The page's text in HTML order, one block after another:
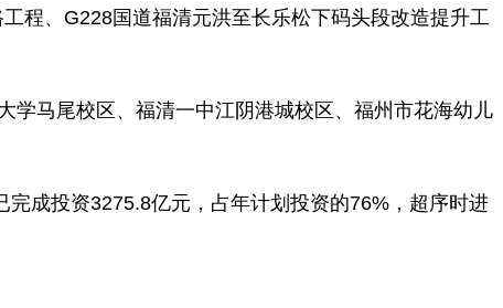
程、G228国道福清元洪至长乐松下码头段改造提升工
学马尾校区、福清一中江阴港城校区、福州市花海幼儿
成投资3275.8亿元，占年计划投资的76%，超序时进